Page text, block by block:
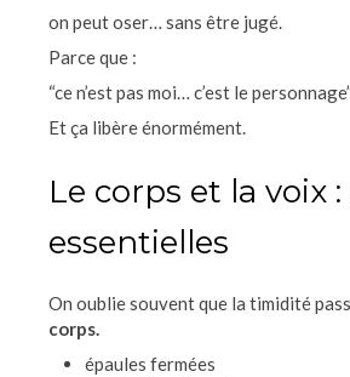
on peut oser… sans être jugé.
Parce que :
“ce n’est pas moi… c’est le
Et ça libère énormément.
Le corps et la voix :
essentielles
On oublie souvent que la timidité
corps.
épaules fermées